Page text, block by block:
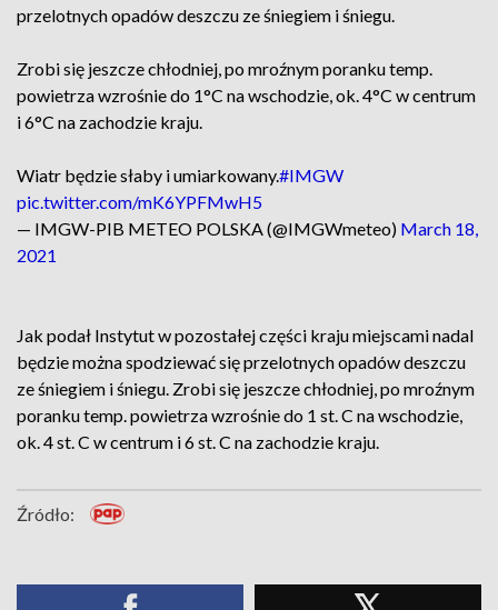
przelotnych opadów deszczu ze śniegiem i śniegu.
Zrobi się jeszcze chłodniej, po mroźnym poranku temp.
powietrza wzrośnie do 1°C na wschodzie, ok. 4°C w centrum
i 6°C na zachodzie kraju.
Wiatr będzie słaby i umiarkowany.#IMGW
pic.twitter.com/mK6YPFMwH5
— IMGW-PIB METEO POLSKA (@IMGWmeteo) March 18,
2021
Jak podał Instytut w pozostałej części kraju miejscami nadal
będzie można spodziewać się przelotnych opadów deszczu
ze śniegiem i śniegu. Zrobi się jeszcze chłodniej, po mroźnym
poranku temp. powietrza wzrośnie do 1 st. C na wschodzie,
ok. 4 st. C w centrum i 6 st. C na zachodzie kraju.
Źródło: